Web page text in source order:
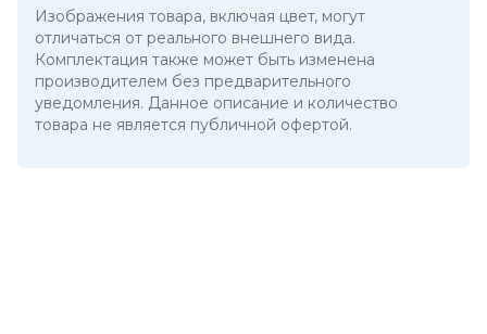
Изображения товара, включая цвет, могут
отличаться от реального внешнего вида.
Комплектация также может быть изменена
производителем без предварительного
уведомления. Данное описание и количество
товара не является публичной офертой.